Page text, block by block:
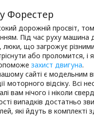
Форестер
дорожній просвіт,
Під час руху машина
люки, що загрожує
або проломится, і
захист двигуна.
сайті є модельним
відсіку. Всі
вам нічого і ніколи
випадків достатньо
які йдуть в комплекті